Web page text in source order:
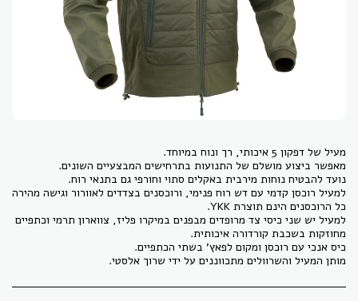
למעיל רוכסן קדמי עם דש רוח פנימי, ורוכסנים בצדדים לאוורור וגישה מהירה
למעיל יש שני כיסי צד מרופדים מבפנים במיקרו פליז, צווארון תרמי וכתפיים
מותן המעיל והשרוולים מתכווננים על ידי שרוך אלסטי.